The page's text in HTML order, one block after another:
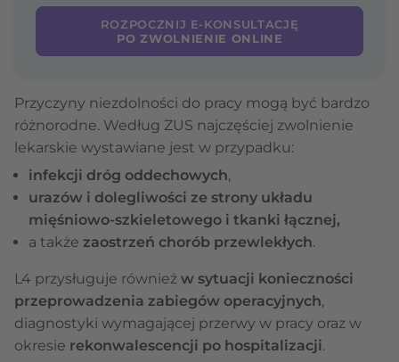
ROZPOCZNIJ E-KONSULTACJĘ
PO ZWOLNIENIE ONLINE
Przyczyny niezdolności do pracy mogą być bardzo
różnorodne. Według ZUS najczęściej zwolnienie
lekarskie wystawiane jest w przypadku:
infekcji dróg oddechowych,
urazów i dolegliwości ze strony układu
mięśniowo-szkieletowego i tkanki łącznej,
a także zaostrzeń chorób przewlekłych.
L4 przysługuje również w sytuacji konieczności
przeprowadzenia zabiegów operacyjnych,
diagnostyki wymagającej przerwy w pracy oraz w
okresie rekonwalescencji po hospitalizacji.